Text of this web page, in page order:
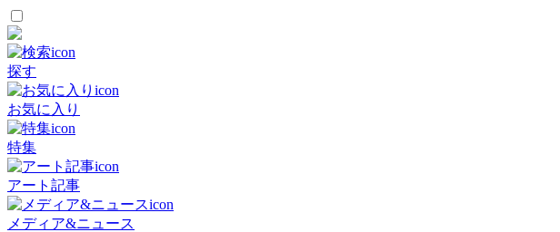
探す
お気に入り
特集
アート記事
メディア&ニュース